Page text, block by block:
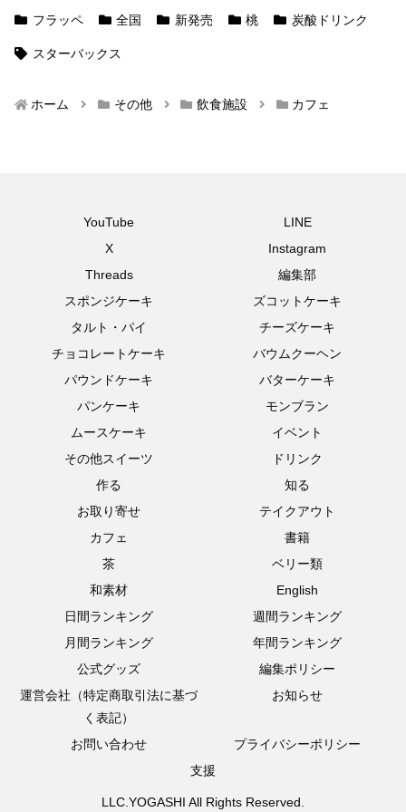
フラッペ
全国 新発売 桃 炭酸ドリンク
スターバックス
ホーム その他 飲食施設 カフェ
YouTube
LINE
X
Instagram
Threads
編集部
スポンジケーキ
ズコットケーキ
タルト・パイ
チーズケーキ
チョコレートケーキ
バウムクーヘン
パウンドケーキ
バターケーキ
パンケーキ
モンブラン
ムースケーキ
イベント
その他スイーツ
ドリンク
作る
知る
お取り寄せ
テイクアウト
カフェ
書籍
茶
ベリー類
和素材
English
日間ランキング
週間ランキング
月間ランキング
年間ランキング
公式グッズ
編集ポリシー
運営会社（特定商取引法に基づ
く表記）
お知らせ
お問い合わせ
プライバシーポリシー
支援
LLC.YOGASHI All Rights Reserved.